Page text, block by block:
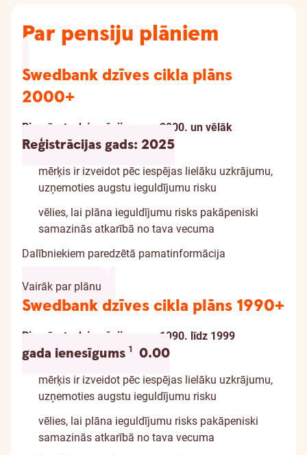
Par pensiju plāniem
Swedbank dzīves cikla plāns
2000+
Piemērots dzimušajiem: no 2000. un vēlāk
Reģistrācijas gads: 2025
mērķis ir izveidot pēc iespējas lielāku uzkrājumu,
uzņemoties augstu ieguldījumu risku
vēlies, lai plāna ieguldījumu risks pakāpeniski
samazinās atkarībā no tava vecuma
Dalībniekiem paredzētā pamatinformācija
Vairāk par plānu
Swedbank dzīves cikla plāns 1990+
Piemērots dzimušajiem: no 1990. līdz 1999
gada ienesīgums 1 0.00
mērķis ir izveidot pēc iespējas lielāku uzkrājumu,
uzņemoties augstu ieguldījumu risku
vēlies, lai plāna ieguldījumu risks pakāpeniski
samazinās atkarībā no tava vecuma